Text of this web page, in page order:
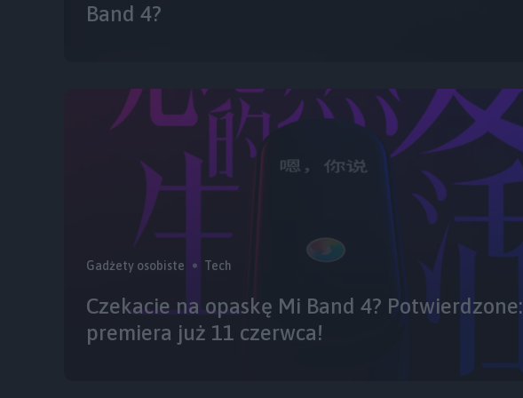
Band 4?
Gadżety osobiste Tech
Czekacie na opaskę Mi Band 4? Potwierdzone:
premiera już 11 czerwca!